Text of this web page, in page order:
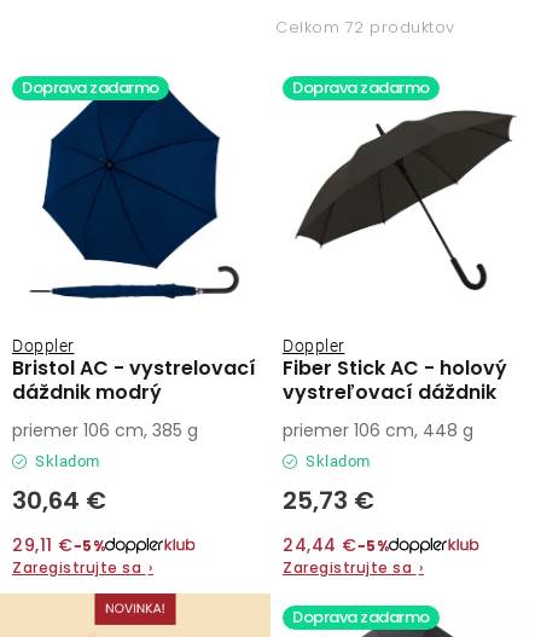
Doplnky
Dáždniky
Gastro produkty
Kolekcia
Predávané značky
s
p
o
v
Celkom 72 produktov
e
n
k
t
o
v
Doprava zadarmo
Bristol AC - vystrelovací
dáždnik modrý
Doppler
Skladom
30,64 €
29,11 €−5%
Zaregistrujte sa ›
priemer 106 cm, 385 g
Doprava zadarmo
Fiber Stick AC - holový
vystreľovací dáždnik
Doppler
Skladom
25,73 €
24,44 €−5%
Zaregistrujte sa ›
priemer 106 cm, 448 g
Doprava zadarmo